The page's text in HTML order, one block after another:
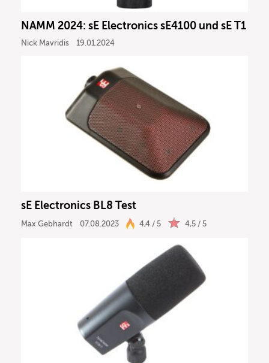
NAMM 2024: sE Electronics sE4100 und sE T1
Nick Mavridis 19.01.2024
sE Electronics BL8 Test
Max Gebhardt 07.08.2023 4,4 / 5 4,5 / 5